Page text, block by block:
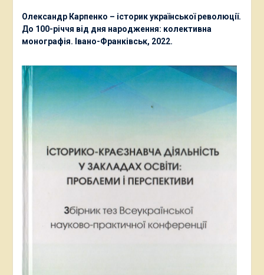
Олександр Карпенко – історик української революції.
До 100-річчя від дня народження: колективна
монографія. Івано-Франківськ, 2022.